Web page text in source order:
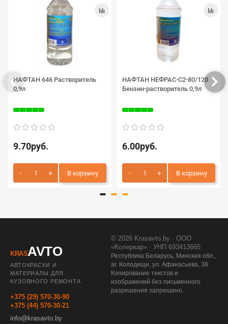
НАФТАН 646 Растворитель
0,9л
9.70руб.
В корзину
НАФТАН НЕФРАС-С2-80/120
Бензин-растворитель 0,9л
6.00руб.
В корзину
KRASAVTO
АВТОКРАСКИ И
МАТЕРИАЛЫ ДЛЯ
КУЗОВНОГО РЕМОНТА
+375 (29) 570-30-90
+375 (44) 570-30-21
info@krasavto.by
© 2026 Krasavto.by · ООО
«Колеркар» · УНП 693413665
Республика Беларусь, Минская обл.,
аг. Колодищи, ул. Афанасьева, 38
Копирование текстов и
изображений без письменного
разрешения запрещено.